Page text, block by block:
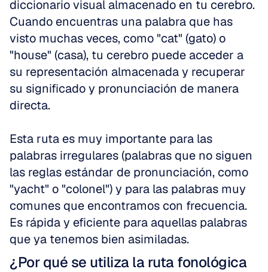
diccionario visual almacenado en tu cerebro.
Cuando encuentras una palabra que has
visto muchas veces, como "cat" (gato) o
"house" (casa), tu cerebro puede acceder a
su representación almacenada y recuperar
su significado y pronunciación de manera
directa.
Esta ruta es muy importante para las
palabras irregulares (palabras que no siguen
las reglas estándar de pronunciación, como
"yacht" o "colonel") y para las palabras muy
comunes que encontramos con frecuencia.
Es rápida y eficiente para aquellas palabras
que ya tenemos bien asimiladas.
¿Por qué se utiliza la ruta fonológica